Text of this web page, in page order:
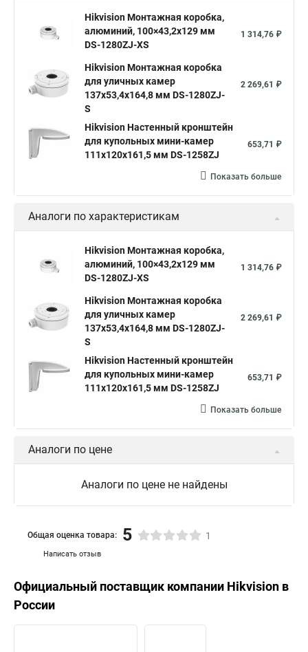
Hikvision Монтажная коробка,
алюминий, 100×43,2x129 мм
DS-1280ZJ-XS
1 314,76 ₽
Hikvision Монтажная коробка
для уличных камер
137x53,4x164,8 мм DS-1280ZJ-
S
2 269,61 ₽
Hikvision Настенный кронштейн
для купольных мини-камер
111x120x161,5 мм DS-1258ZJ
653,71 ₽
Показать больше
Аналоги по характеристикам
Hikvision Монтажная коробка,
алюминий, 100×43,2x129 мм
DS-1280ZJ-XS
1 314,76 ₽
Hikvision Монтажная коробка
для уличных камер
137x53,4x164,8 мм DS-1280ZJ-
S
2 269,61 ₽
Hikvision Настенный кронштейн
для купольных мини-камер
111x120x161,5 мм DS-1258ZJ
653,71 ₽
Показать больше
Аналоги по цене
Аналоги по цене не найдены
Написать отзыв
Общая оценка товара: 5 1
Официальный поставщик компании Hikvision в
России